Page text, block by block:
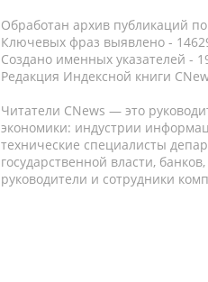
Обработан архив публикаций
Ключевых фраз выявлено -
Создано именных указателей -
Редакция Индексной книги
Читатели CNews — это
экономики: индустрии
технические специалисты
государственной власти,
руководители и сотрудники